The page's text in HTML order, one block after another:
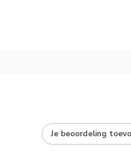
Je beoordeling